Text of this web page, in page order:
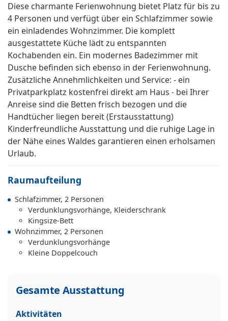
Diese charmante Ferienwohnung bietet Platz für bis zu
4 Personen und verfügt über ein Schlafzimmer sowie
ein einladendes Wohnzimmer. Die komplett
ausgestattete Küche lädt zu entspannten
Kochabenden ein. Ein modernes Badezimmer mit
Dusche befinden sich ebenso in der Ferienwohnung.
Zusätzliche Annehmlichkeiten und Service: - ein
Privatparkplatz kostenfrei direkt am Haus - bei Ihrer
Anreise sind die Betten frisch bezogen und die
Handtücher liegen bereit (Erstausstattung)
Kinderfreundliche Ausstattung und die ruhige Lage in
der Nähe eines Waldes garantieren einen erholsamen
Urlaub.
Raumaufteilung
Schlafzimmer, 2 Personen
Verdunklungsvorhänge, Kleiderschrank
Kingsize-Bett
Wohnzimmer, 2 Personen
Verdunklungsvorhänge
Kleine Doppelcouch
Gesamte Ausstattung
Aktivitäten